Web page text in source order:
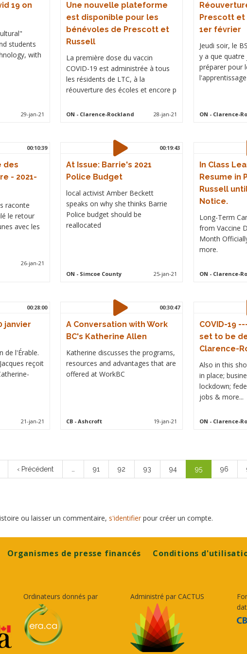
19 on
students
with
29-jan-21
Une nouvelle plateforme
est disponible pour les
bénévoles de Prescott et
Russell
La première dose du vaccin
COVID-19 est administrée à tous
les résidents de LTC, à la
réouverture des écoles et encore p
ON - Clarence-Rockland 28-jan-21
Prescott et
1er février
Jeudi soir, le
y a que
préparer pour
ON - Clarence-
00:10:39
des
- 2021-
raconte
le retour
avec les
26-jan-21
00:19:43
At Issue: Barrie's 2021
Police Budget
local activist Amber Beckett
speaks on why she thinks Barrie
Police budget should be
reallocated
ON - Simcoe County 25-jan-21
In Class
Resume in
Russell
Notice.
Long-Term
from Vaccine
Month
more.
ON - Clarence-
00:28:00
janvier
de l'Érable.
reçoit
21-jan-21
00:30:47
A Conversation with Work
BC's Katherine Allen
Katherine discusses the programs,
resources and advantages that are
offered at WorkBC
CB - Ashcroft 19-jan-21
COVID-19
set to be
Clarence-
Also in this
in place;
lockdown;
jobs & more...
ON - Clarence-
Page
précédente
‹ Précédent Page
91 Page
92 Page
93 Page
94
Page
courante
95 Page
96
ou laisser un commentaire, s'identifierpour créer un compte.
Organismes de presse financés Conditions
Ordinateurs donnés par Administré par CACTUS